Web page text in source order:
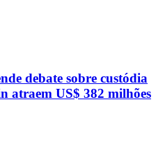
debate sobre custódia
atraem US$ 382 milhões